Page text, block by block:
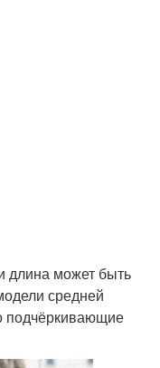
длина может быть
средней
подчёркивающие